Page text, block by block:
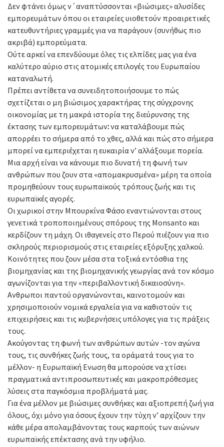
Δεν φτάνει όμως ν΄αναπτύσσονται «βιώσιμες» αλυσίδες
εμπορευμάτων όπου οι εταιρείες υιοθετούν προαιρετικές
κατευθυντήριες γραμμές για να παράγουν (συνήθως πιο
ακριβά) εμπορεύματα.
Ούτε αρκεί να επενδύουμε όλες τις ελπίδες μας για ένα
καλύτερο αύριο στις ατομικές επιλογές του Ευρωπαίου
καταναλωτή.
Πρέπει αντίθετα να συνειδητοποιήσουμε το πώς
σχετίζεται ο μη βιώσιμος χαρακτήρας της σύγχρονης
οικονομίας με τη μακρά ιστορία της διεύρυνσης της
έκτασης των εμπορευμάτων:να καταλάβουμε πώς
απορρέει το σήμερα από το χθες, αλλά και πώς στο σήμερα
μπορεί να εμπεριέχεται η ευκαιρία ν’ αλλάξουμε πορεία.
Μια αρχή είναι να κάνουμε πιο δυνατή τη φωνή των
ανθρώπων που ζουν στα «απομακρυσμένα» μέρη τα οποία
προμηθεύουν τους ευρωπαϊκούς τρόπους ζωής και τις
ευρωπαϊκές αγορές.
Οι χωρικοί στην Μπουρκίνα Φάσο εναντιώνονται στους
γενετικά τροποποιημένους σπόρους της Monsanto και
κερδίζουν τη μάχη. Οι ιθαγενείς στο Περού πιέζουν για πιο
σκληρούς περιορισμούς στις εταιρείες εξόρυξης χαλκού.
Κοινότητες που ζουν μέσα στα τοξικά εντόσθια της
βιομηχανίας και της βιομηχανικής γεωργίας ανά τον κόσμο
αγωνίζονται για την «περιβαλλοντική δικαιοσύνη».
Ανθρωποι παντού οργανώνονται, καινοτομούν και
χρησιμοποιούν νομικά εργαλεία για να καθιστούν τις
επιχειρήσεις και τις κυβερνήσεις υπόλογες για τις πράξεις
τους.
Ακούγοντας τη φωνή των ανθρώπων αυτών -τον αγώνα
τους, τις συνθήκες ζωής τους, τα οράματά τους για το
μέλλον- η Ευρωπαϊκή Ενωση θα μπορούσε να χτίσει
πραγματικά αντιπροσωπευτικές και μακροπρόθεσμες
λύσεις στα παγκόσμια προβλήματά μας.
Για ένα μέλλον με βιώσιμες συνθήκες και αξιοπρεπή ζωή για
όλους, όχι μόνο για όσους έχουν την τύχη ν’ αρχίζουν την
κάθε μέρα απολαμβάνοντας τους καρπούς των αιώνων
ευρωπαϊκής επέκτασης ανά την υφήλιο.